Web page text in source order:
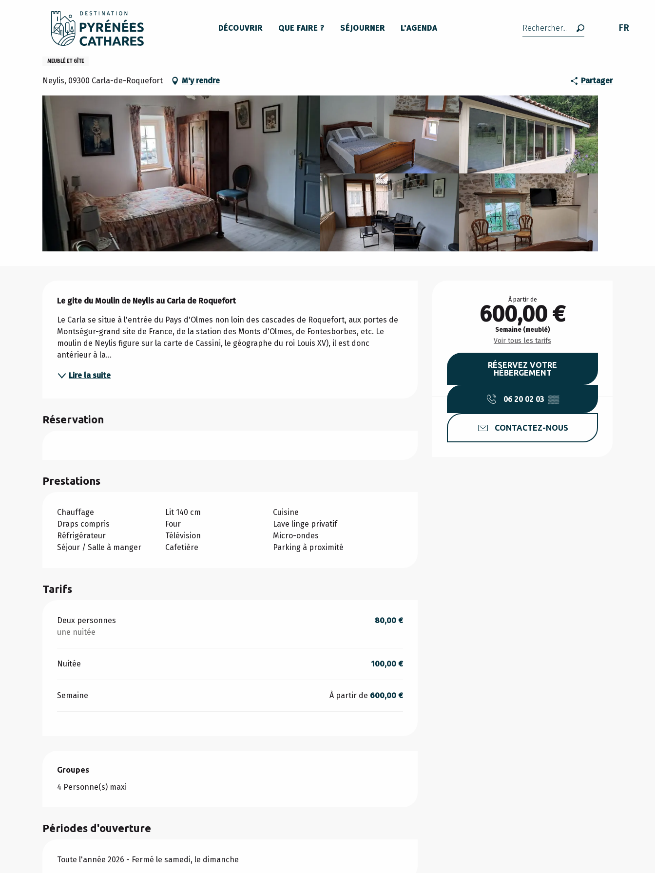
Recherche FR
DÉCOUVRIR QUE FAIRE ? SÉJOURNER L'AGENDA
Accueil Sejourner Où dormir
Gîte du Moulin de Neylis
MEUBLÉ ET GÎTE
Neylis, 09300 Carla-de-Roquefort M'y rendre Partager
Ouverture et coordonnées
À partir de
600,00 €
Semaine (meublé)
Voir tous les tarifs
RÉSERVEZ VOTRE
HÉBERGEMENT
06 20 02 03 ▒▒
CONTACTEZ-NOUS
Description
Le gite du Moulin de Neylis au Carla de Roquefort
Le Carla se situe à l'entrée du Pays d'Olmes non loin des cascades de Roquefort, aux portes de
Montségur-grand site de France, de la station des Monts d'Olmes, de Fontesborbes, etc. Le
moulin de Neylis figure sur la carte de Cassini, le géographe du roi Louis XV), il est donc
antérieur à la...
Lire la suite
Réservation
Prestations
Chauffage Lit 140 cm
Cuisine
Draps compris
Four
Lave linge privatif
Réfrigérateur
Télévision
Micro-ondes
Séjour / Salle à manger
Cafetière Parking à proximité
Tarifs
Tarifs 2026
Deux personnes
une nuitée
80,00 €
Nuitée 100,00 €
Semaine À partir de 600,00 €
Groupes
Groupes
4 Personne(s) maxi
Périodes d'ouverture
Toute l'année 2026 - Fermé le samedi, le dimanche